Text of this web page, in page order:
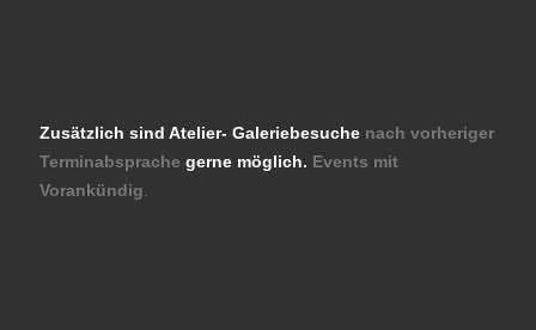
Zusätzlich sind Atelier- Galeriebesuche nach vorheriger
Terminabsprache gerne möglich. Events mit
Vorankündig